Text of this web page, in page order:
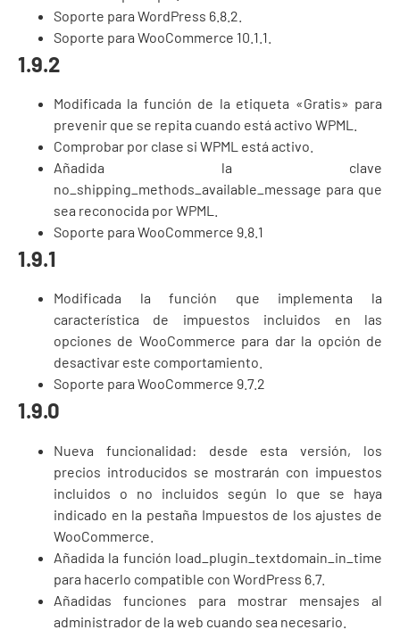
Soporte para WordPress 6.8.2.
Soporte para WooCommerce 10.1.1.
1.9.2
Modificada la función de la etiqueta «Gratis» para
prevenir que se repita cuando está activo WPML.
Comprobar por clase si WPML está activo.
Añadida la clave
no_shipping_methods_available_message para que
sea reconocida por WPML.
Soporte para WooCommerce 9.8.1
1.9.1
Modificada la función que implementa la
característica de impuestos incluidos en las
opciones de WooCommerce para dar la opción de
desactivar este comportamiento.
Soporte para WooCommerce 9.7.2
1.9.0
Nueva funcionalidad: desde esta versión, los
precios introducidos se mostrarán con impuestos
incluidos o no incluidos según lo que se haya
indicado en la pestaña Impuestos de los ajustes de
WooCommerce.
Añadida la función load_plugin_textdomain_in_time
para hacerlo compatible con WordPress 6.7.
Añadidas funciones para mostrar mensajes al
administrador de la web cuando sea necesario.